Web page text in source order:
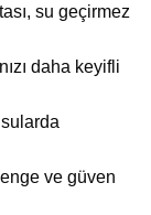
su geçirmez
daha keyifli
ve güven